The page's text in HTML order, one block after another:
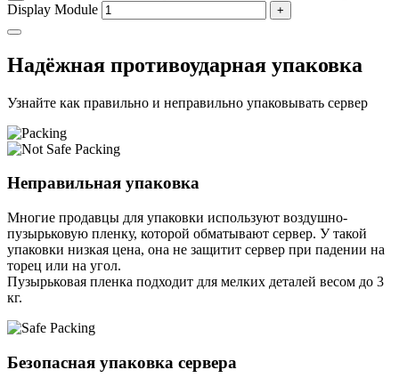
Display Module
+
Надёжная противоударная упаковка
Узнайте как правильно и неправильно упаковывать сервер
Неправильная упаковка
Многие продавцы для упаковки используют воздушно-
пузырьковую пленку, которой обматывают сервер. У такой
упаковки низкая цена, она не защитит сервер при падении на
торец или на угол.
Пузырьковая пленка подходит для мелких деталей весом до 3
кг.
Безопасная упаковка сервера